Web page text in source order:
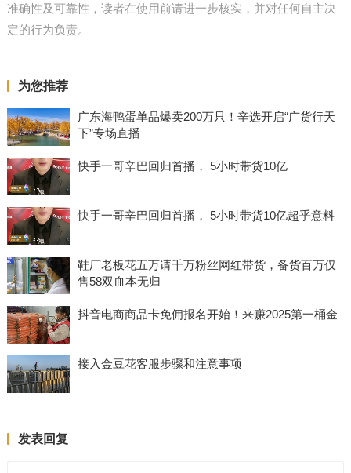
准确性及可靠性，读者在使用前请进一步核实，并对任何自主决
定的行为负责。
为您推荐
广东海鸭蛋单品爆卖200万只！辛选开启“广货行天
下”专场直播
快手一哥辛巴回归首播， 5小时带货10亿
快手一哥辛巴回归首播， 5小时带货10亿超乎意料
鞋厂老板花五万请千万粉丝网红带货，备货百万仅
售58双血本无归
抖音电商商品卡免佣报名开始！来赚2025第一桶金
接入金豆花客服步骤和注意事项
发表回复